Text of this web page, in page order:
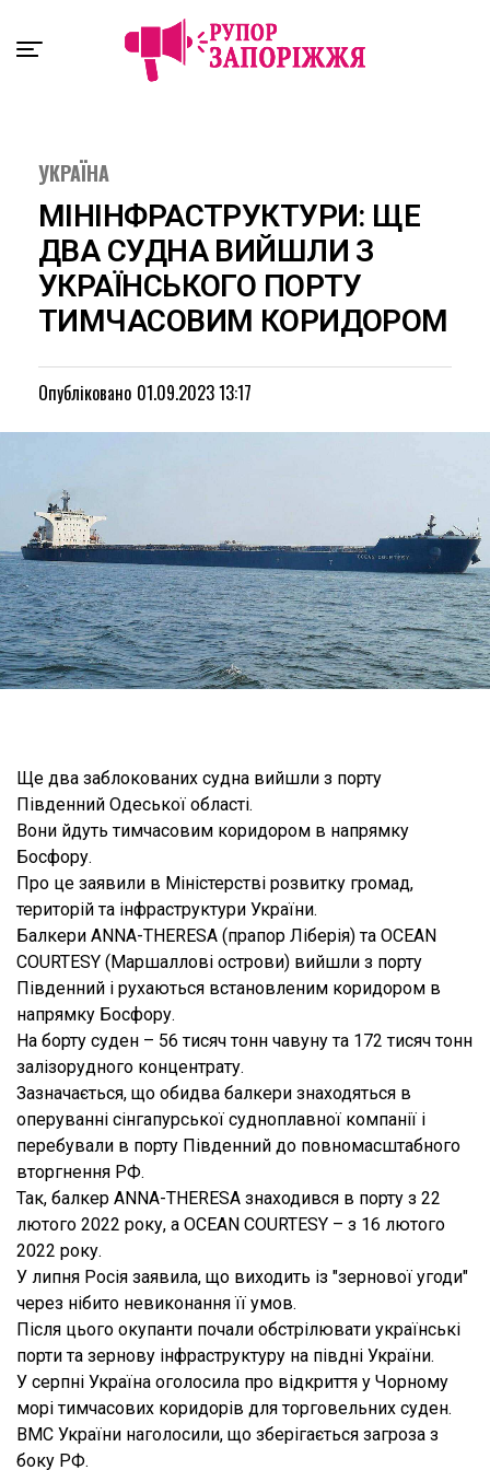
УКРАЇНА
МІНІНФРАСТРУКТУРИ: ЩЕ
ДВА СУДНА ВИЙШЛИ З
УКРАЇНСЬКОГО ПОРТУ
ТИМЧАСОВИМ КОРИДОРОМ
Опубліковано 01.09.2023 13:17
Ще два заблокованих судна вийшли з порту
Південний Одеської області.
Вони йдуть тимчасовим коридором в напрямку
Босфору.
Про це заявили в Міністерстві розвитку громад,
територій та інфраструктури України.
Балкери ANNA-THERESA (прапор Ліберія) та OCEAN
COURTESY (Маршаллові острови) вийшли з порту
Південний і рухаються встановленим коридором в
напрямку Босфору.
На борту суден – 56 тисяч тонн чавуну та 172 тисяч тонн
залізорудного концентрату.
Зазначається, що обидва балкери знаходяться в
оперуванні сінгапурської судноплавної компанії і
перебували в порту Південний до повномасштабного
вторгнення РФ.
Так, балкер ANNA-THERESA знаходився в порту з 22
лютого 2022 року, а OCEAN COURTESY – з 16 лютого
2022 року.
У липня Росія заявила, що виходить із "зернової угоди"
через нібито невиконання її умов.
Після цього окупанти почали обстрілювати українські
порти та зернову інфраструктуру на півдні України.
У серпні Україна оголосила про відкриття у Чорному
морі тимчасових коридорів для торговельних суден.
ВМС України наголосили, що зберігається загроза з
боку РФ.
Exit mobile version